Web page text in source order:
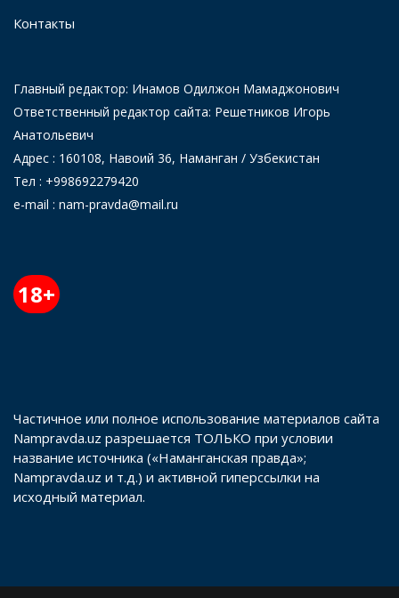
Контакты
Главный редактор: Инамов Одилжон Мамаджонович
Ответственный редактор сайта: Решетников Игорь
Анатольевич
Адрес : 160108, Навоий 36, Наманган / Узбекистан
Тел : +998692279420
e-mail : nam-pravda@mail.ru
18+
Частичное или полное использование материалов сайта
Nampravda.uz разрешается ТОЛЬКО при условии
название источника («Наманганская правда»;
Nampravda.uz и т.д.) и активной гиперссылки на
исходный материал.